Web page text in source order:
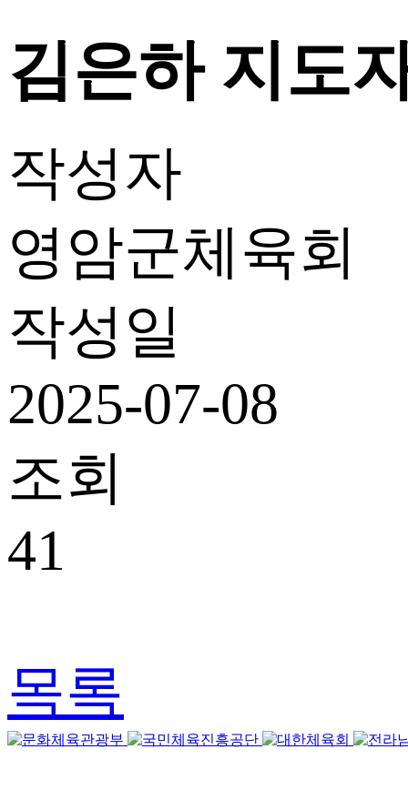
김은하 지도
작성자
영암군체육회
작성일
2025-07-08
조회
41
목록